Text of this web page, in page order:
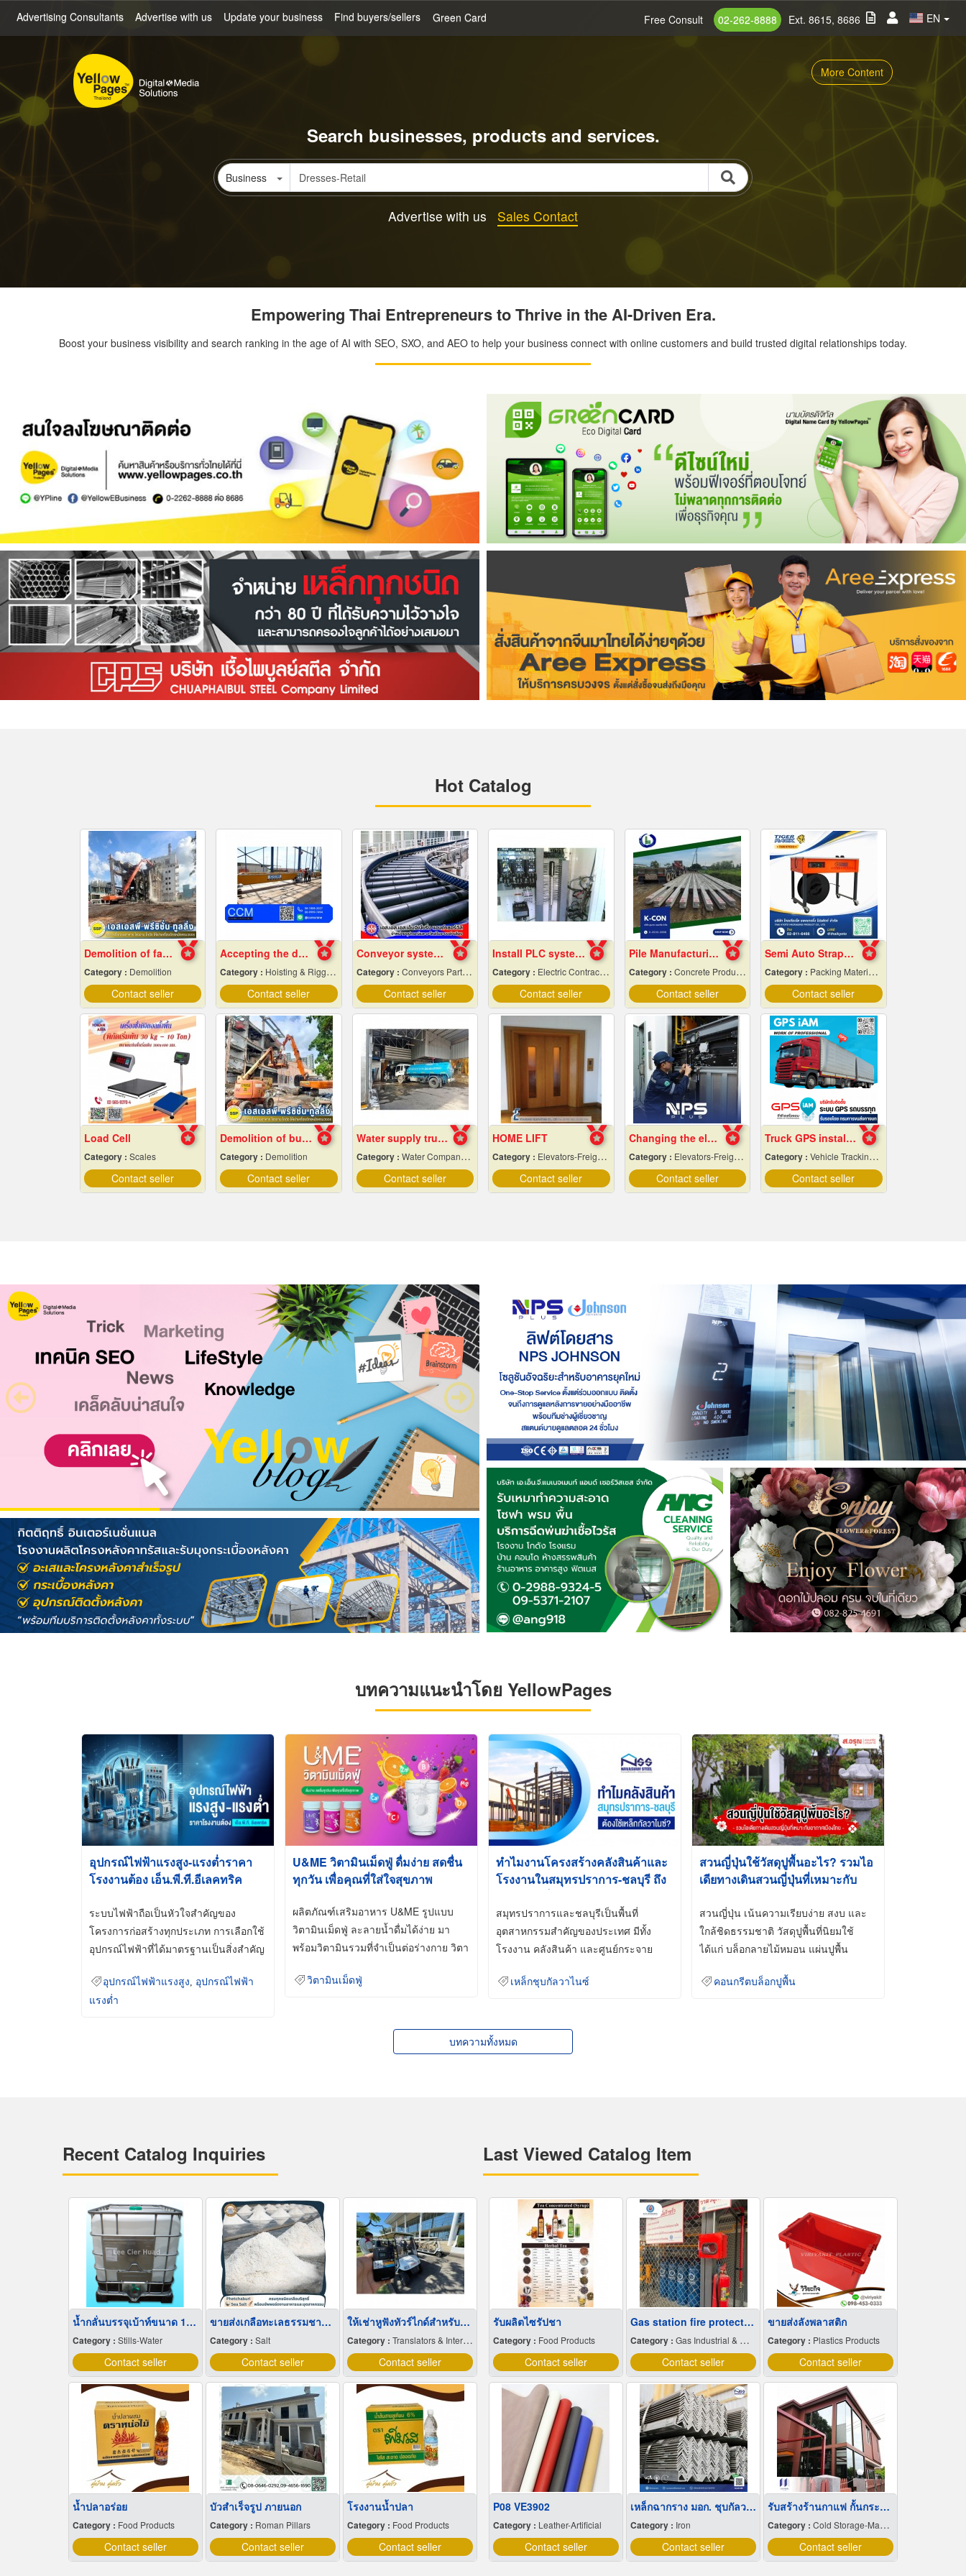
Advertising Consultants Advertise with us Update your business Find buyers/sellers Green Card EN
Free Consult 02-262-8888 Ext. 8615, 8686
More Content
Search businesses, products and services.
Business
Advertise with us Sales Contact
Empowering Thai Entrepreneurs to Thrive in the AI-Driven Era.
Boost your business visibility and search ranking in the age of AI with SEO, SXO, and AEO to help your business connect with online customers and build trusted digital relationships today.
Hot Catalog
Demolition of factory in Samut Prakan
Category : Demolition
Contact seller
Accepting the design of crane factory
Category : Hoisting & Rigging Equipment
Contact seller
Conveyor system installation
Category : Conveyors Parts & Supplies
Contact seller
Install PLC system Rayong
Category : Electric Contractors-Industrial & Residential
Contact seller
Pile Manufacturing Factory, Samut Prakan
Category : Concrete Products
Contact seller
Semi Auto Strapping Machine
Category : Packing Materials-Mechanical
Contact seller
Load Cell
Category : Scales
Contact seller
Demolition of buildings in Samut Prakan
Category : Demolition
Contact seller
Water supply trucks near me
Category : Water Company-Bulk
Contact seller
HOME LIFT
Category : Elevators-Freight & Passenger
Contact seller
Changing the elevator sling.
Category : Elevators-Freight & Passenger
Contact seller
Truck GPS installation.
Category : Vehicle Tracking System
Contact seller
บทความแนะนำโดย YellowPages
อุปกรณ์ไฟฟ้าแรงสูง-แรงต่ำราคา
โรงงานต้อง เอ็น.พี.ที.อีเลคทริค
ระบบไฟฟ้าถือเป็นหัวใจสำคัญของ
โครงการก่อสร้างทุกประเภท การเลือกใช้
อุปกรณ์ไฟฟ้าที่ได้มาตรฐานเป็นสิ่งสำคัญ
อุปกรณ์ไฟฟ้าแรงสูง
อุปกรณ์ไฟฟ้า
แรงต่ำ
U&ME วิตามินเม็ดฟู่ ดื่มง่าย สดชื่น
ทุกวัน เพื่อคุณที่ใส่ใจสุขภาพ
ผลิตภัณฑ์เสริมอาหาร U&ME รูปแบบ
วิตามินเม็ดฟู่ ละลายน้ำดื่มได้ง่าย มา
พร้อมวิตามินรวมที่จำเป็นต่อร่างกาย วิตา
วิตามินเม็ดฟู่
ทำไมงานโครงสร้างคลังสินค้าและ
โรงงานในสมุทรปราการ-ชลบุรี ถึง
Galvanized)
สมุทรปราการและชลบุรีเป็นพื้นที่
อุตสาหกรรมสำคัญของประเทศ มีทั้ง
โรงงาน คลังสินค้า และศูนย์กระจาย
เหล็กชุบกัลวาไนซ์
สวนญี่ปุ่นใช้วัสดุปูพื้นอะไร? รวมไอ
เดียทางเดินสวนญี่ปุ่นที่เหมาะกับ
สวนญี่ปุ่น เน้นความเรียบง่าย สงบ และ
ใกล้ชิดธรรมชาติ วัสดุปูพื้นที่นิยมใช้
ได้แก่ บล็อกลายไม้หมอน แผ่นปูพื้น
คอนกรีตบล็อกปูพื้น
บทความทั้งหมด
Recent Catalog Inquiries
น้ำกลั่นบรรจุเบ้าท์ขนาด 1,000 ลิตร
Category : Stills-Water
Contact seller
ขายส่งเกลือทะเลธรรมชาติ มีเก็บเงินปลายทาง
Category : Salt
Contact seller
ให้เช่าหูฟังทัวร์ไกด์สำหรับเยี่ยมชมโรงงาน
Category :Translators & Interpreters
Contact seller
น้ำปลาอร่อย
Category : Food Products
Contact seller
บัวสําเร็จรูป ภายนอก
Category : Roman Pillars
Contact seller
โรงงานน้ำปลา
Category : Food Products
Contact seller
Last Viewed Catalog Item
รับผลิตไซรัปชา
Category : Food Products
Contact seller
Gas station fire protection system
Category : Gas Industrial & Medical Cylinder & Bulk
Contact seller
ขายส่งลังพลาสติก
Category : Plastics Products
Contact seller
P08 VE3902
Category : Leather-Artificial
Contact seller
เหล็กฉากราง มอก. ชุบกัลวาไนซ์
Category : Iron
Contact seller
รับสร้างร้านกาแฟ กั้นกระจกติดแอร์
Category :Cold Storage-Manufacturers & Installation Designer
Contact seller